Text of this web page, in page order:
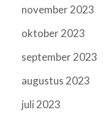
november 2023
oktober 2023
september 2023
augustus 2023
juli 2023